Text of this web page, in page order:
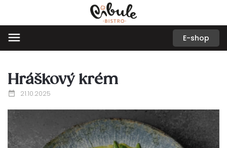
E-shop
Hráškový krém
21.10.2025